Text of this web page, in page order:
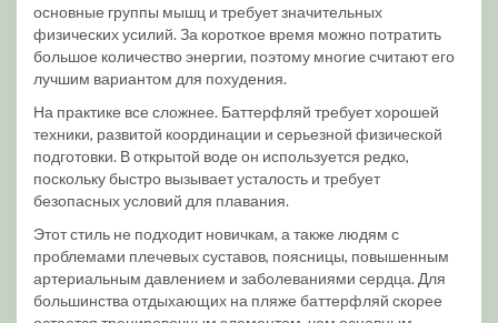
основные группы мышц и требует значительных
физических усилий. За короткое время можно потратить
большое количество энергии, поэтому многие считают его
лучшим вариантом для похудения.
На практике все сложнее. Баттерфляй требует хорошей
техники, развитой координации и серьезной физической
подготовки. В открытой воде он используется редко,
поскольку быстро вызывает усталость и требует
безопасных условий для плавания.
Этот стиль не подходит новичкам, а также людям с
проблемами плечевых суставов, поясницы, повышенным
артериальным давлением и заболеваниями сердца. Для
большинства отдыхающих на пляже баттерфляй скорее